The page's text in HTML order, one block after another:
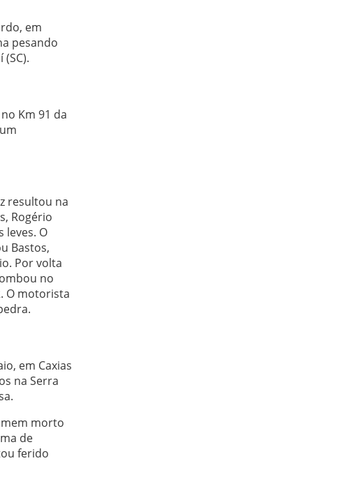
em
pesando
Km 91 da
resultou na
Rogério
leves. O
Bastos,
Por volta
no
O motorista
em Caxias
na Serra
morto
de
ferido